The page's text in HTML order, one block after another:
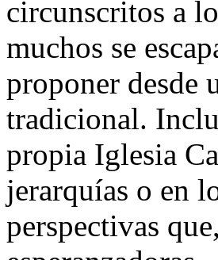
circunscritos a
muchos se
proponer desde
tradicional.
propia Iglesia
jerarquías o en
perspectivas